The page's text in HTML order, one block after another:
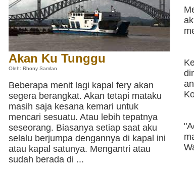
Akan Ku Tunggu
Oleh: Rhony Samlan
Beberapa menit lagi kapal fery akan
segera berangkat. Akan tetapi mataku
masih saja kesana kemari untuk
mencari sesuatu. Atau lebih tepatnya
seseorang. Biasanya setiap saat aku
selalu berjumpa dengannya di kapal ini
atau kapal satunya. Mengantri atau
sudah berada di ...